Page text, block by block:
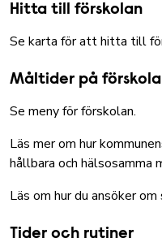
Hitta till förskolan
Se karta för att hitta till
Måltider på
Se meny för förskolan.
Läs mer om hur
hållbara och hälsosamma
Läs om hur du ansöker
Tider och rutiner